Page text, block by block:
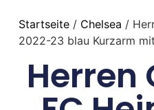
Startseite/ Chelsea /
2022-23 blau Kurzarm
Herren